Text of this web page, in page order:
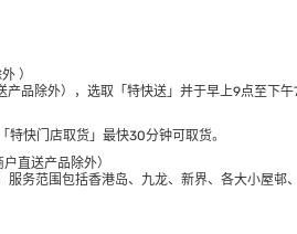
）
品除外），选取「特快送」并于早上9点至下午
快门店取货」最快30分钟可取货。
直送产品除外）
务范围包括香港岛、九龙、新界、各大小屋邨